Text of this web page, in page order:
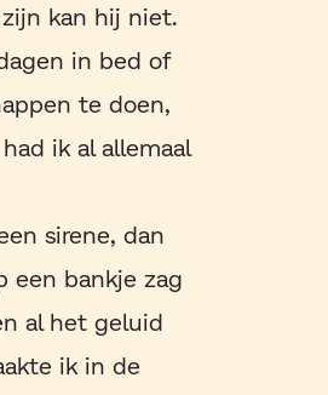
kan hij niet.
in bed of
te doen,
ik al allemaal
sirene, dan
een bankje zag
al het geluid
ik in de